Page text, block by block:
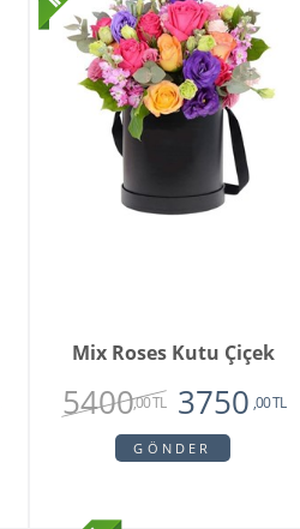
Mix Roses Kutu Çiçek
5400,00 TL 3750 ,00 TL
GÖNDER